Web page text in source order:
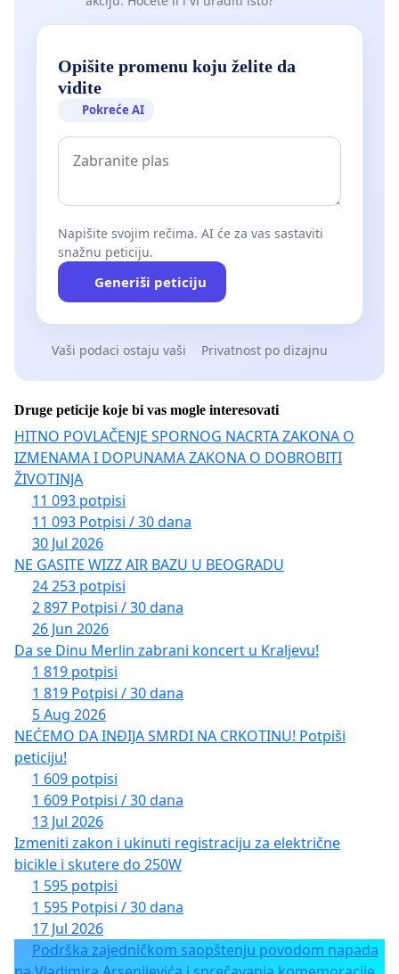
Opišite promenu koju želite da
vidite
Pokreće AI
Napišite svojim rečima. AI će za vas sastaviti
snažnu peticiju.
Generiši peticiju
Vaši podaci ostaju vaši Privatnost po dizajnu
Druge peticije koje bi vas mogle interesovati
HITNO POVLAČENJE SPORNOG NACRTA ZAKONA O
IZMENAMA I DOPUNAMA ZAKONA O DOBROBITI
ŽIVOTINJA
11 093 potpisi
11 093 Potpisi / 30 dana
30 Jul 2026
NE GASITE WIZZ AIR BAZU U BEOGRADU
24 253 potpisi
2 897 Potpisi / 30 dana
26 Jun 2026
Da se Dinu Merlin zabrani koncert u Kraljevu!
1 819 potpisi
1 819 Potpisi / 30 dana
5 Aug 2026
NEĆEMO DA INĐIJA SMRDI NA CRKOTINU! Potpiši
peticiju!
1 609 potpisi
1 609 Potpisi / 30 dana
13 Jul 2026
Izmeniti zakon i ukinuti registraciju za električne
bicikle i skutere do 250W
1 595 potpisi
1 595 Potpisi / 30 dana
17 Jul 2026
Podrška zajedničkom saopštenju povodom napada